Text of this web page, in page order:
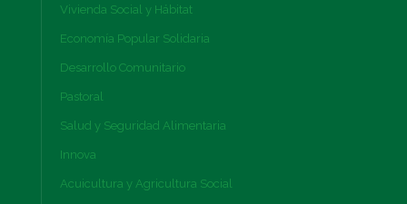
Vivienda Social y Hábitat
Economía Popular Solidaria
Desarrollo Comunitario
Pastoral
Salud y Seguridad Alimentaria
Innova
Acuicultura y Agricultura Social